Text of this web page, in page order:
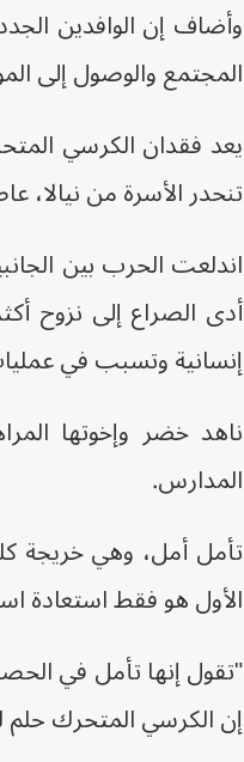
وأضاف إن الوافدين
المجتمع والوصول إلى
يعد فقدان الكرسي
تنحدر الأسرة من
اندلعت الحرب بين
أدى الصراع إلى نزوح
إنسانية وتسبب في
ناهد خضر وإخوتها
المدارس.
تأمل أمل، وهي خريجة
الأول هو فقط استعادة
"تقول إنها تأمل في
إن الكرسي المتحرك حلم